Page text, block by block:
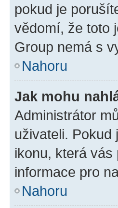
pokud je
vědomí, že toto
Group nemá s
Nahoru
Jak mohu
Administrátor
uživateli.
ikonu, která
informace pro
Nahoru